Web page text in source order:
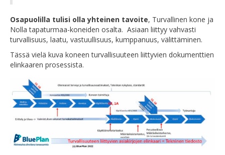
Osapuolilla tulisi olla yhteinen tavoite, Turvallinen kone ja
Nolla tapaturmaa-koneiden osalta. Asiaan liittyy vahvasti
turvallisuus, laatu, vastuullisuus, kumppanuus, välittäminen.
Tässä vielä kuva koneen turvallisuuteen liittyvien dokumenttien
elinkaaren prosessista.